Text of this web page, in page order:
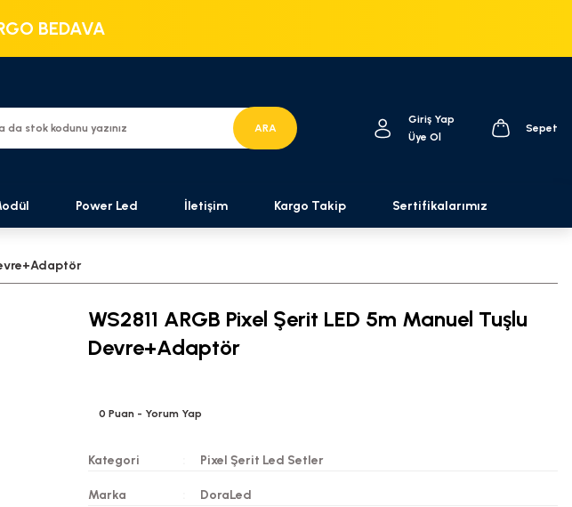
BEDAVA
ARA
Giriş Yap
Üye Ol
Sepet
Power Led İletişim Kargo Takip Sertifikalarımız
WS2811 ARGB Pixel Şerit LED 5m Manuel Tuşlu
Devre+Adaptör
0 Puan - Yorum Yap
Kategori Pixel Şerit Led Setler
Marka DoraLed